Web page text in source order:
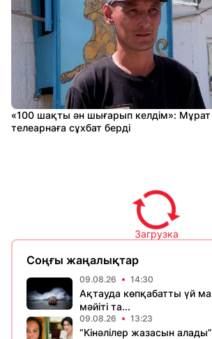
«100 шақты ән шығарып келдім»: Мұрат
телеарнаға сұхбат берді
Загрузка
Соңғы жаңалықтар
09.08.26 14:30
Ақтауда көпқабатты үй
мәйіті та...
09.08.26 13:23
“Кінәлілер жазасын